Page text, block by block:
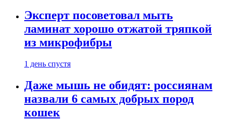
Эксперт посоветовал мыть
ламинат хорошо отжатой тряпкой
из микрофибры
1 день спустя
Даже мышь не обидят: россиянам
назвали 6 самых добрых пород
кошек